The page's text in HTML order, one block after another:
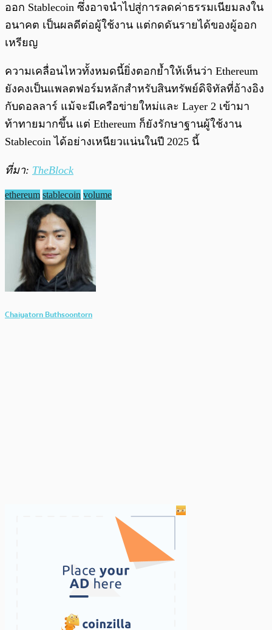
ออก Stablecoin ซึ่งอาจนำไปสู่การลดค่าธรรมเนียมลงใน
อนาคต เป็นผลดีต่อผู้ใช้งาน แต่กดดันรายได้ของผู้ออก
เหรียญ
ความเคลื่อนไหวทั้งหมดนี้ยิ่งตอกย้ำให้เห็นว่า Ethereum
ยังคงเป็นแพลตฟอร์มหลักสำหรับสินทรัพย์ดิจิทัลที่อ้างอิง
กับดอลลาร์ แม้จะมีเครือข่ายใหม่และ Layer 2 เข้ามา
ท้าทายมากขึ้น แต่ Ethereum ก็ยังรักษาฐานผู้ใช้งาน
Stablecoin ได้อย่างเหนียวแน่นในปี 2025 นี้
ที่มา: TheBlock
ethereum stablecoin volume
Chaiyatorn Buthsoontorn